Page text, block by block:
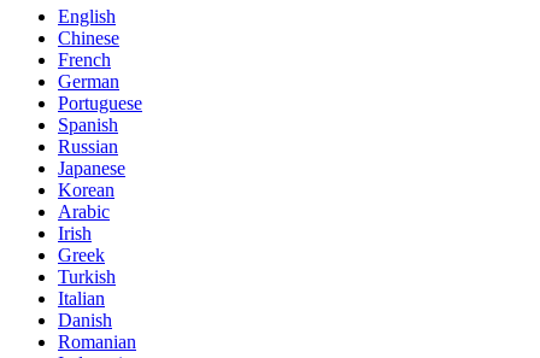
English
Chinese
French
German
Portuguese
Spanish
Russian
Japanese
Korean
Arabic
Irish
Greek
Turkish
Italian
Danish
Romanian